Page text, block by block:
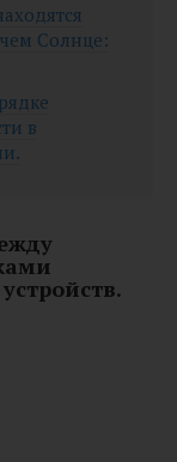
Солнце:
в